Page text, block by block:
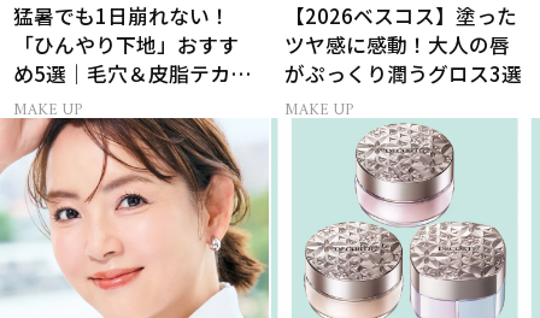
猛暑でも1日崩れない！
「ひんやり下地」おすす
め5選｜毛穴＆皮脂テカリ
対策
MAKE UP
【2026ベスコス】塗った
ツヤ感に感動！大人の唇
がぷっくり潤うグロス3選
MAKE UP